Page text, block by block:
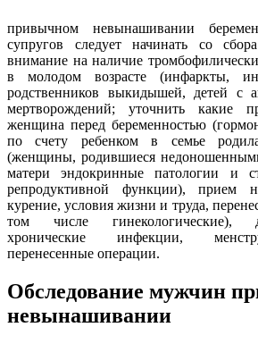
привычном невынашивании
супругов следует начинать со
внимание на наличие
в молодом возрасте (инфаркты,
родственников выкидышей, детей с
мертворождений; уточнить какие
женщина перед беременностью
по счету ребенком в семье
(женщины, родившиеся
матери эндокринные патологии и
репродуктивной функции), прием
курение, условия жизни и труда,
том числе гинекологические),
хронические инфекции,
перенесенные операции.
Обследование мужчин
невынашивании